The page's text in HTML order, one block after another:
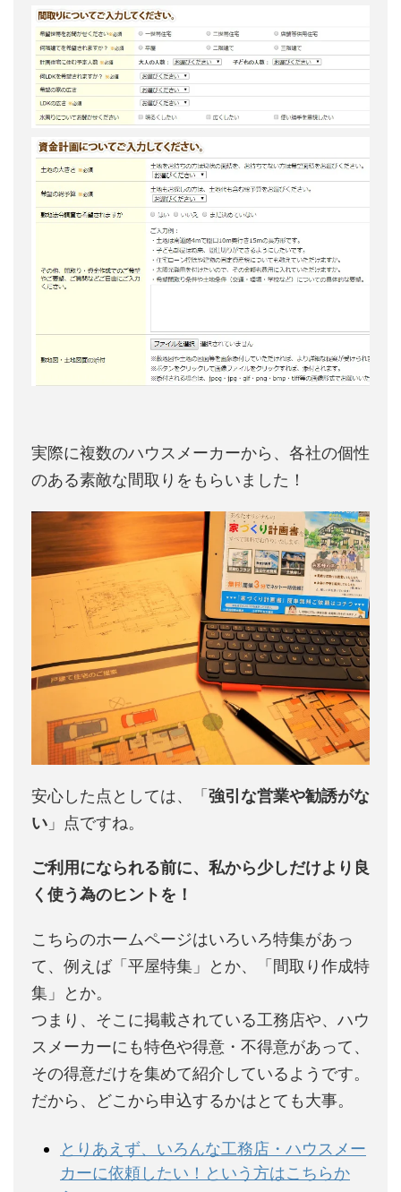
実際に複数のハウスメーカーから、各社の個性
のある素敵な間取りをもらいました！
安心した点としては、「 強引な営業や勧誘がな
い 」点ですね。
ご利用になられる前に、私から少しだけより良
く使う為のヒントを！
こちらのホームページはいろいろ特集があっ
て、例えば「平屋特集」とか、「間取り作成特
集」とか。
つまり、そこに掲載されている工務店や、ハウ
スメーカーにも特色や得意・不得意があって、
その得意だけを集めて紹介しているようです。
だから、どこから申込するかはとても大事。
とりあえず、いろんな工務店・ハウスメー
カーに依頼したい！という方はこちらか